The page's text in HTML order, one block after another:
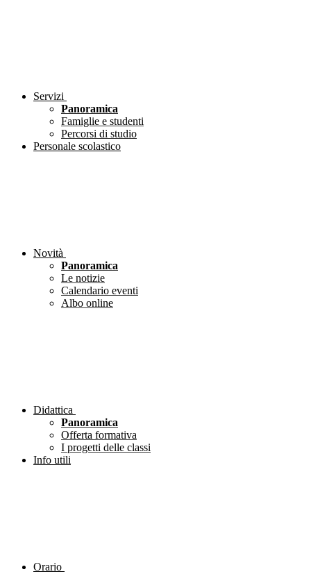
Servizi
Panoramica
Famiglie e studenti
Percorsi di studio
Personale scolastico
Novità
Panoramica
Le notizie
Calendario eventi
Albo online
Didattica
Panoramica
Offerta formativa
I progetti delle classi
Info utili
Orario